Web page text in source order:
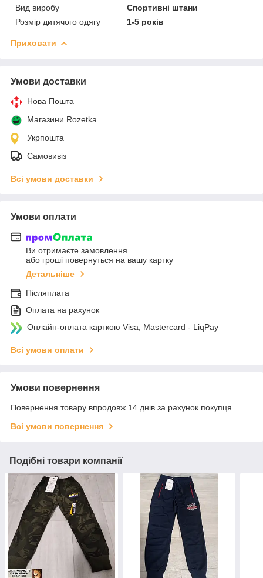
Вид виробу
Спортивні штани
Розмір дитячого одягу
1-5 років
Приховати
Умови доставки
Нова Пошта
Магазини Rozetka
Укрпошта
Самовивіз
Всі умови доставки
Умови оплати
Ви отримаєте замовлення
або гроші повернуться на вашу картку
Детальніше
Післяплата
Оплата на рахунок
Онлайн-оплата карткою Visa, Mastercard - LiqPay
Всі умови оплати
Умови повернення
Повернення товару впродовж 14 днів за рахунок покупця
Всі умови повернення
Подібні товари компанії